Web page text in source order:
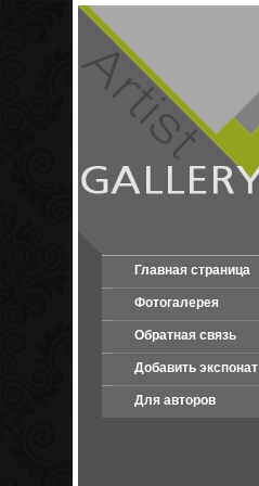
Главная страница
Фотогалерея
Обратная связь
Добавить экспонат
Для авторов